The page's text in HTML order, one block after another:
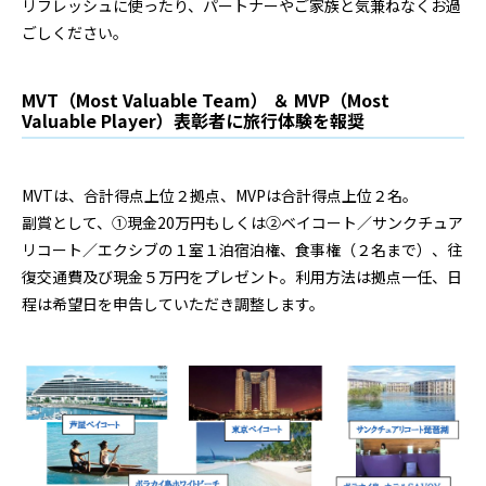
リフレッシュに使ったり、パートナーやご家族と気兼ねなくお過
ごしください。
MVT（Most Valuable Team） ＆ MVP（Most
Valuable Player）表彰者に旅行体験を報奨
MVTは、合計得点上位２拠点、MVPは合計得点上位２名。
副賞として、①現金20万円もしくは②ベイコート／サンクチュア
リコート／エクシブの１室１泊宿泊権、食事権（２名まで）、往
復交通費及び現金５万円をプレゼント。利用方法は拠点一任、日
程は希望日を申告していただき調整します。